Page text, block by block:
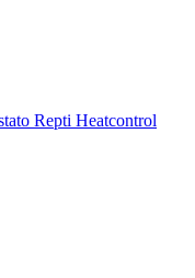
Repti Heatcontrol